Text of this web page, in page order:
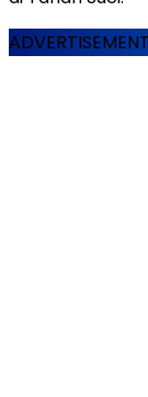
ADVERTISEMENT